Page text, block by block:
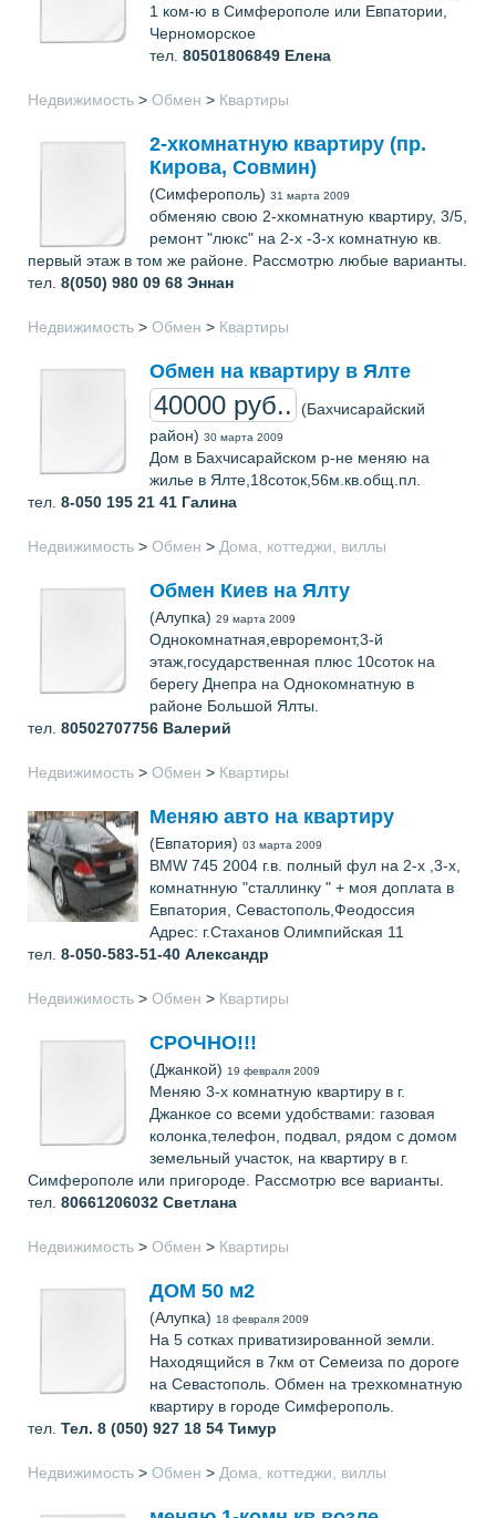
1 ком-ю в Симферополе или Евпатории,
Черноморское
тел. 80501806849 Елена
Недвижимость > Обмен > Квартиры
2-хкомнатную квартиру (пр.
Кирова, Совмин)
(Симферополь) 31 марта 2009
обменяю свою 2-хкомнатную квартиру, 3/5,
ремонт "люкс" на 2-х -3-х комнатную кв.
первый этаж в том же районе. Рассмотрю любые варианты.
тел. 8(050) 980 09 68 Эннан
Недвижимость > Обмен > Квартиры
Обмен на квартиру в Ялте
40000 руб..
(Бахчисарайский
район) 30 марта 2009
Дом в Бахчисарайском р-не меняю на
жилье в Ялте,18соток,56м.кв.общ.пл.
тел. 8-050 195 21 41 Галина
Недвижимость > Обмен > Дома, коттеджи, виллы
Обмен Киев на Ялту
(Алупка) 29 марта 2009
Однокомнатная,евроремонт,3-й
этаж,государственная плюс 10соток на
берегу Днепра на Однокомнатную в
районе Большой Ялты.
тел. 80502707756 Валерий
Недвижимость > Обмен > Квартиры
Меняю авто на квартиру
(Евпатория) 03 марта 2009
ВМW 745 2004 г.в. полный фул на 2-х ,3-х,
комнатнную "сталлинку " + моя доплата в
Евпатория, Севастополь,Феодоссия
Адрес: г.Стаханов Олимпийская 11
тел. 8-050-583-51-40 Александр
Недвижимость > Обмен > Квартиры
СРОЧНО!!!
(Джанкой) 19 февраля 2009
Меняю 3-х комнатную квартиру в г.
Джанкое со всеми удобствами: газовая
колонка,телефон, подвал, рядом с домом
земельный участок, на квартиру в г.
Симферополе или пригороде. Рассмотрю все варианты.
тел. 80661206032 Светлана
Недвижимость > Обмен > Квартиры
ДОМ 50 м2
(Алупка) 18 февраля 2009
На 5 сотках приватизированной земли.
Находящийся в 7км от Семеиза по дороге
на Севастополь. Обмен на трехкомнатную
квартиру в городе Симферополь.
тел. Тел. 8 (050) 927 18 54 Тимур
Недвижимость > Обмен > Дома, коттеджи, виллы